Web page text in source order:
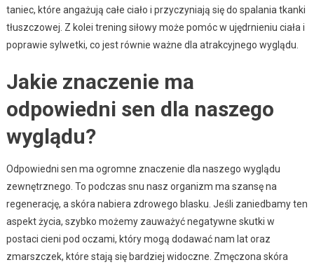
taniec, które angażują całe ciało i przyczyniają się do spalania tkanki
tłuszczowej. Z kolei trening siłowy może pomóc w ujędrnieniu ciała i
poprawie sylwetki, co jest równie ważne dla atrakcyjnego wyglądu.
Jakie znaczenie ma
odpowiedni sen dla naszego
wyglądu?
Odpowiedni sen ma ogromne znaczenie dla naszego wyglądu
zewnętrznego. To podczas snu nasz organizm ma szansę na
regenerację, a skóra nabiera zdrowego blasku. Jeśli zaniedbamy ten
aspekt życia, szybko możemy zauważyć negatywne skutki w
postaci cieni pod oczami, który mogą dodawać nam lat oraz
zmarszczek, które stają się bardziej widoczne. Zmęczona skóra